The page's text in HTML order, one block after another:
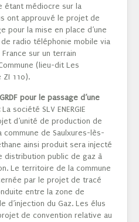
étant médiocre sur la
ont approuvé le projet de
pour la mise en place d’une
radio téléphonie mobile via
France sur un terrain
(lieu-dit Les
ZI 110).
pour le passage d’une
La société SLV ENERGIE
d’unité de production de
commune de Saulxures-lès-
ainsi produit sera injecté
distribution public de gaz à
Le territoire de la commune
par le projet de tracé
entre la zone de
d’injection du Gaz. Les élus
de convention relative au